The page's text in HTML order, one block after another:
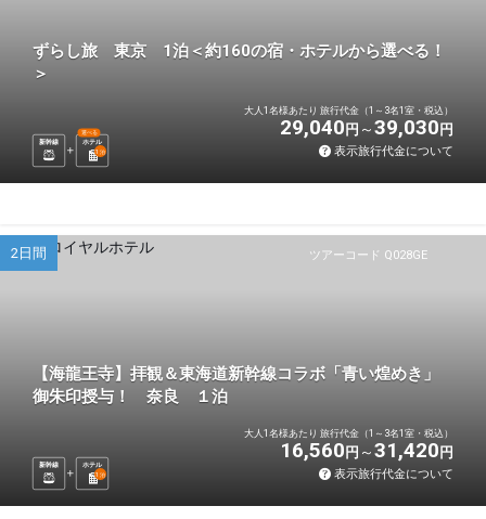
ずらし旅 東京 1泊＜約160の宿・ホテルから選べる！
＞
新幹線 ホテル
選べる
1 泊
大人1名様あたり 旅行代金（1～3名1室・税込）
29,040 円 39,030 円
表示旅行代金について
ツアーコード Q028GE
2日間
【海龍王寺】拝観＆東海道新幹線コラボ「青い煌めき」
御朱印授与！ 奈良 １泊
新幹線
ホテル
1 泊
大人1名様あたり 旅行代金（1～3名1室・税込）
16,560 円 31,420 円
表示旅行代金について